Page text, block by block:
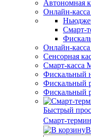
Автономная
Онлайн-
Смарт-
Онлайн-
Сенсорная
Смарт-касса
Фискальный
Фискальный
Фискальный
Быстрый
Смарт-
В